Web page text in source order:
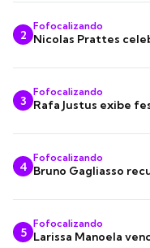
2
Fofocalizando
Nicolas Prattes
3
Fofocalizando
Rafa Justus exibe
4
Fofocalizando
Bruno Gagliasso
5
Fofocalizando
Larissa Manoela